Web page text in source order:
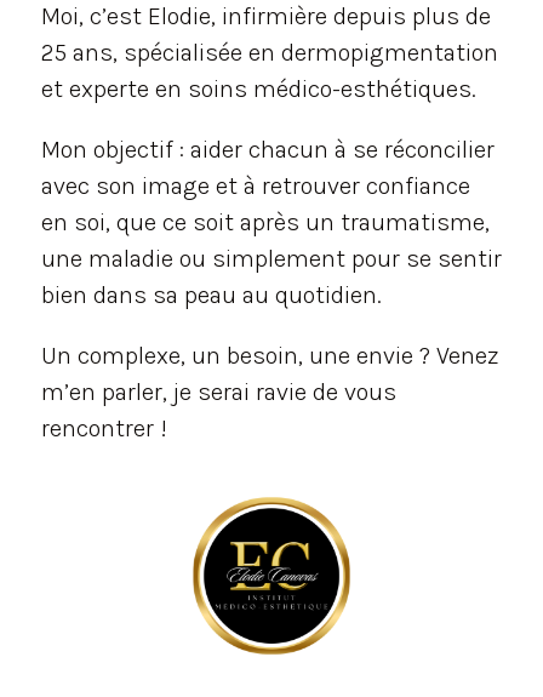
Moi, c’est Elodie, infirmière depuis plus de
25 ans, spécialisée en dermopigmentation
et experte en soins médico-esthétiques.
Mon objectif : aider chacun à se réconcilier
avec son image et à retrouver confiance
en soi, que ce soit après un traumatisme,
une maladie ou simplement pour se sentir
bien dans sa peau au quotidien.
Un complexe, un besoin, une envie ? Venez
m’en parler, je serai ravie de vous
rencontrer !